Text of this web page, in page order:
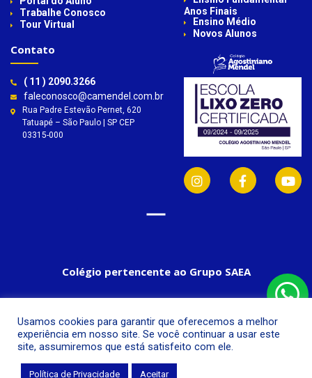
Usamos cookies para garantir que oferecemos a melhor
experiência em nosso site. Se você continuar a usar este
site, assumiremos que está satisfeito com ele.
Política de Privacidade Aceitar
Trabalhe Conosco
Tour Virtual
Anos Finais
Ensino Médio
Novos Alunos
Colégio pertencente ao Grupo SAEA
Contato
( 11 ) 2090.3266
faleconosco@camendel.com.br
Rua Padre Estevão Pernet, 620
Tatuapé – São Paulo | SP CEP
03315-000
© Colégio Agostiniano Mendel, 2019.